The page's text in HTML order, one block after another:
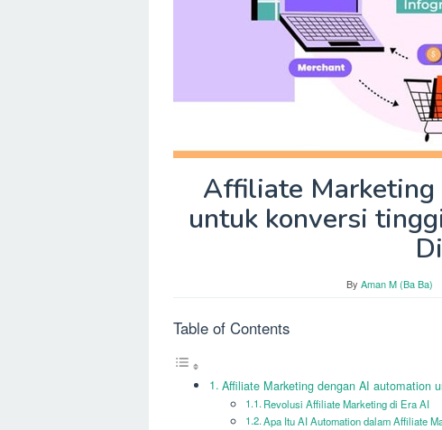
Affiliate Marketing
untuk konversi
By Aman M (Ba Ba)
Table of Contents
Affiliate Marketing dengan AI automation
Revolusi Affiliate Marketing di Era AI
Apa Itu AI Automation dalam Affiliate